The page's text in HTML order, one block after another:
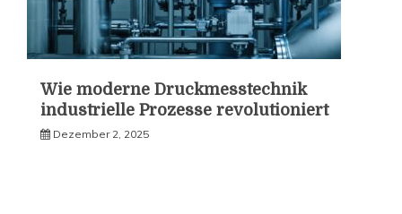
Wie moderne Druckmesstechnik
industrielle Prozesse revolutioniert
Dezember 2, 2025